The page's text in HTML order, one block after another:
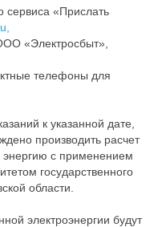
сервиса «Прислать
«Электросбыт»,
телефоны для
к указанной дате,
производить расчет
энергию с применением
государственного
области.
электроэнергии будут